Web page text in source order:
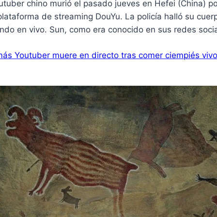
chino murió el pasado jueves en Hefei (China)
de streaming DouYu. La policía halló su
en vivo. Sun, como era conocido en sus redes
Youtuber muere en directo tras comer ciempiés